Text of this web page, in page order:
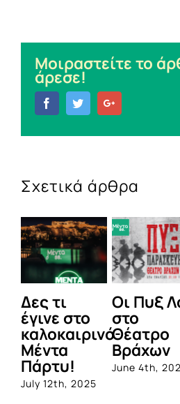
Μοιραστείτε το
άρεσε!
FacebookTwitter
Σχετικά άρθρα
Δες τι
έγινε στο
καλοκαιρινό
Μέντα
Πάρτυ!
July 12th, 2025
Οι Πυξ
στο
Θέατρο
Βράχων
June 4th,